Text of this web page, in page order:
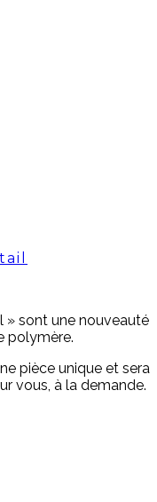
» sont une nouveauté
polymère.
pièce unique et sera
vous, à la demande.